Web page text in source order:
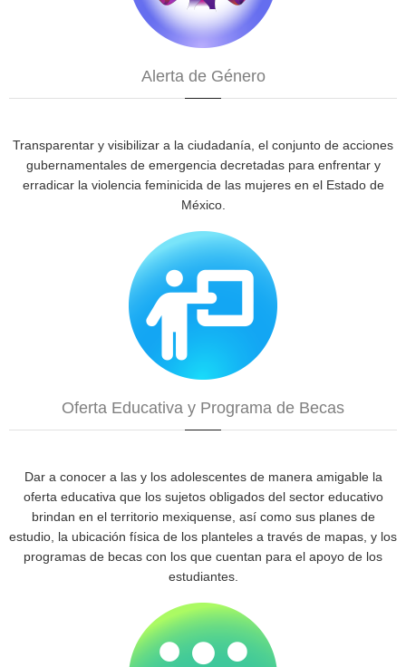
Alerta de Género
Transparentar y visibilizar a la ciudadanía, el conjunto de acciones
gubernamentales de emergencia decretadas para enfrentar y
erradicar la violencia feminicida de las mujeres en el Estado de
México.
Oferta Educativa y Programa de Becas
Dar a conocer a las y los adolescentes de manera amigable la
oferta educativa que los sujetos obligados del sector educativo
brindan en el territorio mexiquense, así como sus planes de
estudio, la ubicación física de los planteles a través de mapas, y los
programas de becas con los que cuentan para el apoyo de los
estudiantes.